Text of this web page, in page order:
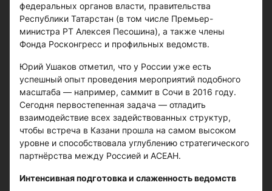
федеральных органов власти, правительства
Республики Татарстан (в том числе Премьер-
министра РТ Алексея Песошина), а также члены
Фонда Росконгресс и профильных ведомств.
Юрий Ушаков отметил, что у России уже есть
успешный опыт проведения мероприятий подобного
масштаба — например, саммит в Сочи в 2016 году.
Сегодня первостепенная задача — отладить
взаимодействие всех задействованных структур,
чтобы встреча в Казани прошла на самом высоком
уровне и способствовала углублению стратегического
партнёрства между Россией и АСЕАН.
Интенсивная подготовка и слаженность ведомств